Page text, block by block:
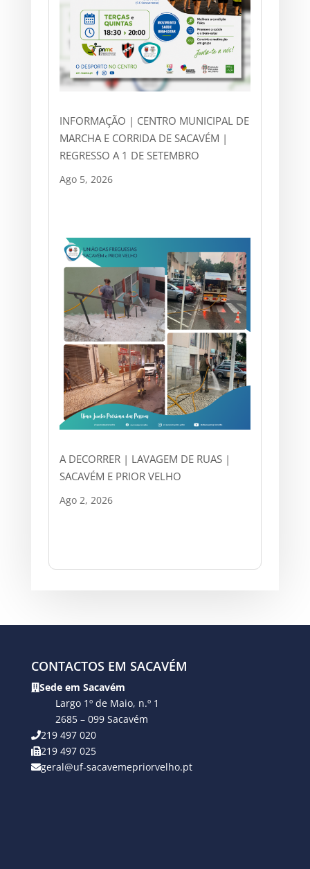
INFORMAÇÃO | CENTRO MUNICIPAL DE
MARCHA E CORRIDA DE SACAVÉM |
REGRESSO A 1 DE SETEMBRO
Ago 5, 2026
A DECORRER | LAVAGEM DE RUAS |
SACAVÉM E PRIOR VELHO
Ago 2, 2026
CONTACTOS EM SACAVÉM
Sede em Sacavém
Largo 1º de Maio, n.º 1
2685 – 099 Sacavém
219 497 020
219 497 025
geral@uf-sacavemepriorvelho.pt